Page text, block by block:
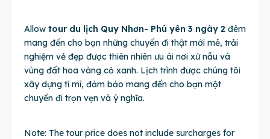
Allow tour du lịch Quy Nhơn- Phú yên 3 ngày 2 đêm
mang đến cho bạn những chuyến đi thật mới mẻ, trải
nghiệm vẻ đẹp được thiên nhiên ưu ái nơi xứ nẫu và
vùng đất hoa vàng cỏ xanh. Lịch trình được chúng tôi
xây dựng tỉ mỉ, đảm bảo mang đến cho bạn một
chuyến đi trọn vẹn và ý nghĩa.
Note: The tour price does not include surcharges for